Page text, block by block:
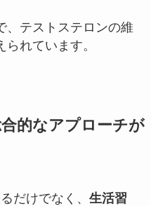
、テストステロンの維
れています。
的なアプローチが
だけでなく、 生活習